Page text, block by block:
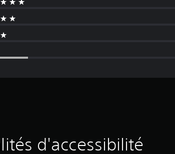
d'accessibilité